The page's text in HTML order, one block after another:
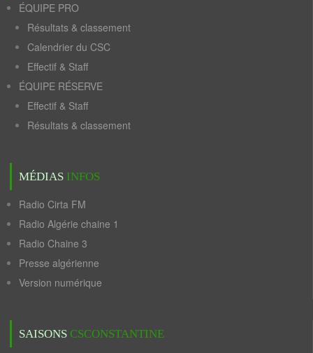
ÉQUIPE PRO
Résultats & classement
Calendrier du CSC
Effectif & Staff
ÉQUIPE RÉSERVE
Effectif & Staff
Résultats & classement
MÉDIAS INFOS
Radio Cirta FM
Radio Algérie chaine 1
Radio Chaine 3
Presse algérienne
Version numérique
SAISONS CSCONSTANTINE